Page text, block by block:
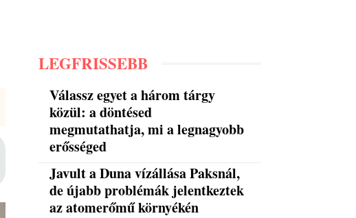
LEGFRISSEBB
Válassz egyet a három tárgy
közül: a döntésed
megmutathatja, mi a legnagyobb
erősséged
Javult a Duna vízállása Paksnál,
de újabb problémák jelentkeztek
az atomerőmű környékén